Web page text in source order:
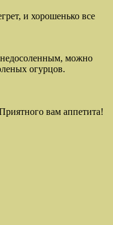
и хорошенько все
недосоленным, можно
огурцов.
вам аппетита!